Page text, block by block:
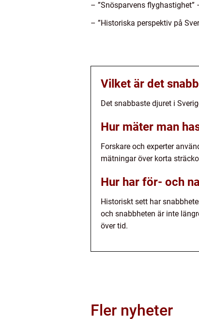
– ”Snösparvens
– ”Historiska perspektiv på
Vilket är det
Det snabbaste djuret i
Hur mäter man
Forskare och experter
mätningar över korta
Hur har för- och
Historiskt sett har
och snabbheten är inte
över tid.
Fler nyheter